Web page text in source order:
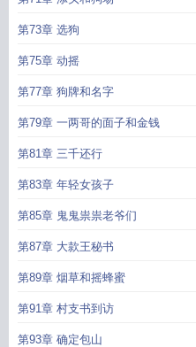
第73章 选狗
第75章 动摇
第77章 狗牌和名字
第79章 一两哥的面子和金钱
第81章 三千还行
第83章 年轻女孩子
第85章 鬼鬼祟祟老爷们
第87章 大款王秘书
第89章 烟草和摇蜂蜜
第91章 村支书到访
第93章 确定包山